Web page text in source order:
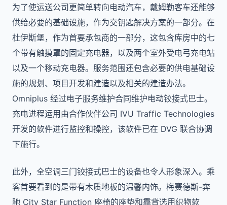
为了使运送公司更简单转向电动汽车，戴姆勒客车还能够
供给必要的基础设施，作为交钥匙解决方案的一部分。在
杜伊斯堡，作为首要承包商的一部分，这包含库房中的七
个带有触摸罩的固定充电器，以及两个室外受电弓充电站
以及一个移动充电器。服务范围还包含必要的供电基础设
施的规划、项目开发和建造以及相关的建造办法。
Omniplus 经过电子服务维护合同维护电动铰接式巴士。
充电进程运用由合作伙伴公司 IVU Traffic Technologies
开发的软件进行监控和操控，该软件已在 DVG 联合协调
下施行。
此外，全空调三门铰接式巴士的设备也令人形象深入。乘
客首要看到的是带有木质地板的温馨内饰。梅赛德斯-奔
驰 City Star Function 座椅的座垫和靠背选用织物软